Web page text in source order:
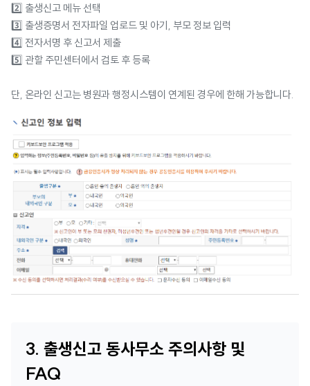
2️⃣ 출생신고 메뉴 선택
3️⃣ 출생증명서 전자파일 업로드 및 아기, 부모 정보 입력
4️⃣ 전자서명 후 신고서 제출
5️⃣ 관할 주민센터에서 검토 후 등록
단, 온라인 신고는 병원과 행정시스템이 연계된 경우에 한해 가능합니다.
3. 출생신고 동사무소 주의사항 및
FAQ